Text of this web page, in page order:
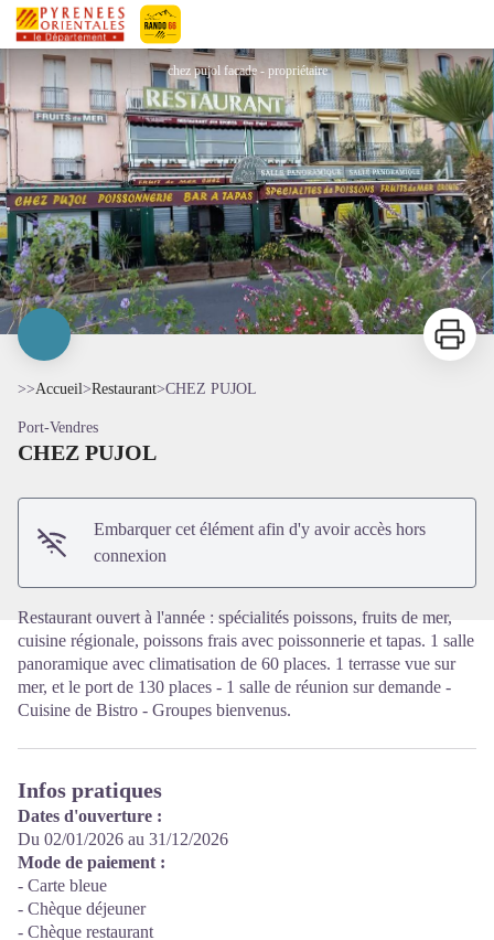
Pyrénées-Orientales Le Département
CHEZ PUJOL
chez pujol facade - propriétaire
Imprimer
>>Accueil>Restaurant>CHEZ PUJOL
Port-Vendres
CHEZ PUJOL
Embarquer cet élément afin d'y avoir accès hors
connexion
Restaurant ouvert à l'année : spécialités poissons, fruits de mer,
cuisine régionale, poissons frais avec poissonnerie et tapas. 1 salle
panoramique avec climatisation de 60 places. 1 terrasse vue sur
mer, et le port de 130 places - 1 salle de réunion sur demande -
Cuisine de Bistro - Groupes bienvenus.
Infos pratiques
Dates d'ouverture :
Du 02/01/2026 au 31/12/2026
Mode de paiement :
- Carte bleue
- Chèque déjeuner
- Chèque restaurant